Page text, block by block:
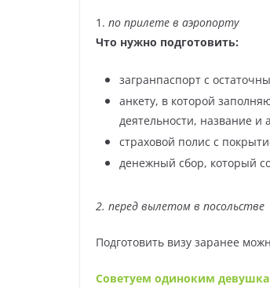
1. по прилете в аэропорту
Что нужно подготовить:
загранпаспорт с
анкету, в которой
деятельности, название и
страховой полис с
денежный сбор, который
2. перед вылетом в посольстве
Подготовить визу заранее
Советуем одиноким